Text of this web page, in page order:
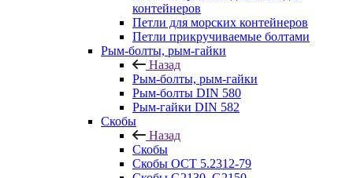
контейнеров
Петли для морских контейнеров
Петли прикручиваемые болтами
Рым-болты, рым-гайки
Назад
Рым-болты, рым-гайки
Рым-болты DIN 580
Рым-гайки DIN 582
Скобы
Назад
Скобы
Скобы ОСТ 5.2312-79